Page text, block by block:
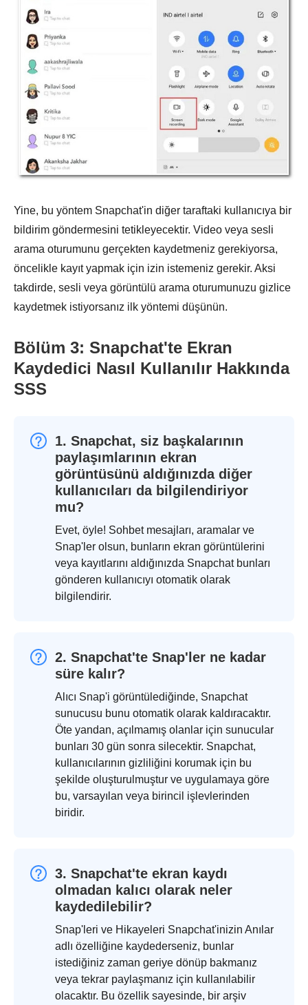
Yine, bu yöntem Snapchat'in diğer taraftaki kullanıcıya bir
bildirim göndermesini tetikleyecektir. Video veya sesli
arama oturumunu gerçekten kaydetmeniz gerekiyorsa,
öncelikle kayıt yapmak için izin istemeniz gerekir. Aksi
takdirde, sesli veya görüntülü arama oturumunuzu gizlice
kaydetmek istiyorsanız ilk yöntemi düşünün.
Bölüm 3: Snapchat'te Ekran
Kaydedici Nasıl Kullanılır Hakkında
SSS
1. Snapchat, siz başkalarının
paylaşımlarının ekran
görüntüsünü aldığınızda diğer
kullanıcıları da bilgilendiriyor
mu?
Evet, öyle! Sohbet mesajları, aramalar ve
Snap'ler olsun, bunların ekran görüntülerini
veya kayıtlarını aldığınızda Snapchat bunları
gönderen kullanıcıyı otomatik olarak
bilgilendirir.
2. Snapchat'te Snap'ler ne kadar
süre kalır?
Alıcı Snap'i görüntülediğinde, Snapchat
sunucusu bunu otomatik olarak kaldıracaktır.
Öte yandan, açılmamış olanlar için sunucular
bunları 30 gün sonra silecektir. Snapchat,
kullanıcılarının gizliliğini korumak için bu
şekilde oluşturulmuştur ve uygulamaya göre
bu, varsayılan veya birincil işlevlerinden
biridir.
3. Snapchat'te ekran kaydı
olmadan kalıcı olarak neler
kaydedilebilir?
Snap'leri ve Hikayeleri Snapchat'inizin Anılar
adlı özelliğine kaydederseniz, bunlar
istediğiniz zaman geriye dönüp bakmanız
veya tekrar paylaşmanız için kullanılabilir
olacaktır. Bu özellik sayesinde, bir arşiv